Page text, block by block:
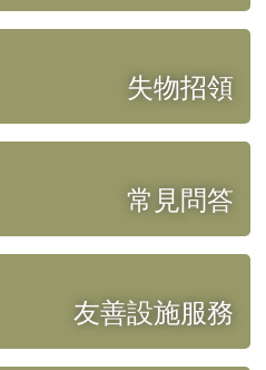
失物招領
常見問答
友善設施服務